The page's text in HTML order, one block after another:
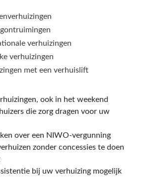
verhuizingen
verhuizingen
met een verhuislift
ook in het weekend
die zorg dragen voor uw
over een NIWO-vergunning
zonder concessies te doen
bij uw verhuizing mogelijk